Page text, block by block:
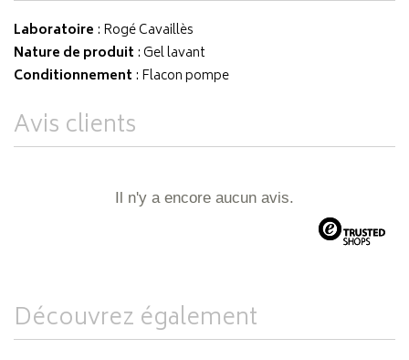
Laboratoire : Rogé Cavaillès
Nature de produit : Gel lavant
Conditionnement : Flacon pompe
Avis clients
Il n'y a encore aucun avis.
Découvrez également